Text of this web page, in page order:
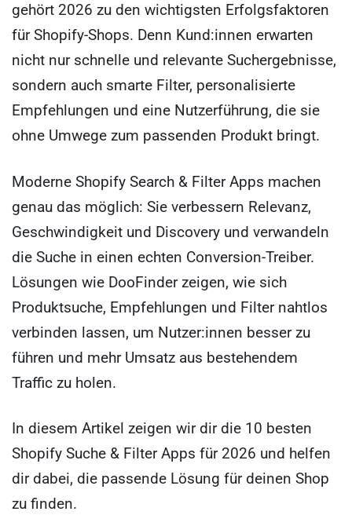
gehört 2026 zu den wichtigsten Erfolgsfaktoren
für Shopify-Shops. Denn Kund:innen erwarten
nicht nur schnelle und relevante Suchergebnisse,
sondern auch smarte Filter, personalisierte
Empfehlungen und eine Nutzerführung, die sie
ohne Umwege zum passenden Produkt bringt.
Moderne Shopify Search & Filter Apps machen
genau das möglich: Sie verbessern Relevanz,
Geschwindigkeit und Discovery und verwandeln
die Suche in einen echten Conversion-Treiber.
Lösungen wie DooFinder zeigen, wie sich
Produktsuche, Empfehlungen und Filter nahtlos
verbinden lassen, um Nutzer:innen besser zu
führen und mehr Umsatz aus bestehendem
Traffic zu holen.
In diesem Artikel zeigen wir dir die 10 besten
Shopify Suche & Filter Apps für 2026 und helfen
dir dabei, die passende Lösung für deinen Shop
zu finden.